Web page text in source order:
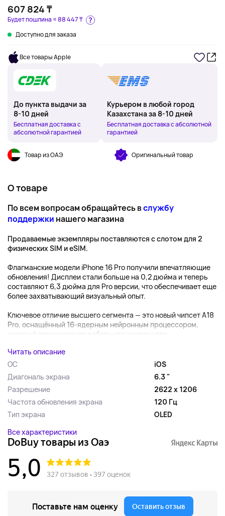
607 824 ₸
Доступно для заказа
Будет пошлина ≈88 447 ₸
Все товары Apple
До пункта выдачи за
8-10 дней
Бесплатная доставка с
абсолютной гарантией
Курьером в любой город
Казахстана за 8-10 дней
Бесплатная доставка с абсолютной
гарантией
Товар из ОАЭ Оригинальный товар
О товаре
По всем вопросам обращайтесь вслужбу
поддержки нашего магазина
Продаваемые экземпляры поставляются с слотом для 2
физических SIM и eSIM.
Флагманские модели iPhone 16 Pro получили впечатляющие
обновления! Дисплеи стали больше на 0,2 дюйма и теперь
составляют 6,3 дюйма для Pro версии, что обеспечивает еще
более захватывающий визуальный опыт.
Ключевое отличие высшего сегмента — это новый чипсет A18
Pro, оснащённый 16-ядерным нейронным процессором,
который оптимизирует работу искусственного...
Читать описание
ОС
iOS
Диагональ экрана
6.3 "
Разрешение
2622 x 1206
Частота обновления экрана
120 Гц
Тип экрана
OLED
Все характеристики